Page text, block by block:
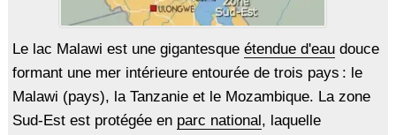
Le lac Malawi est une gigantesque étendue d'eaudouce
formant une mer intérieure entourée de trois pays : le
Malawi (pays), la Tanzanie et le Mozambique. La zone
Sud-Est est protégée en parc national , laquelle